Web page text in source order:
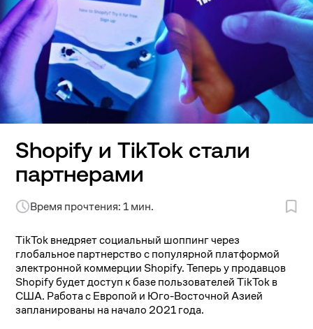
Shopify и TikTok стали
партнерами
Время прочтения: 1 мин.
TikTok внедряет социальный шоппинг через
глобальное партнерство с популярной платформой
электронной коммерции Shopify. Теперь у продавцов
Shopify будет доступ к базе пользователей TikTok в
США. Работа с Европой и Юго-Восточной Азией
запланированы на начало 2021 года.